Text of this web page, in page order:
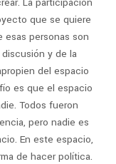
que se quiere
esas personas son
y de la
del espacio
es que el espacio
Todos fueron
pero nadie es
En este espacio,
de hacer política.